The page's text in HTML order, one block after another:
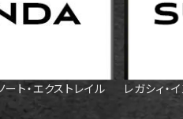
ート・エクストレイル
レガシィ・